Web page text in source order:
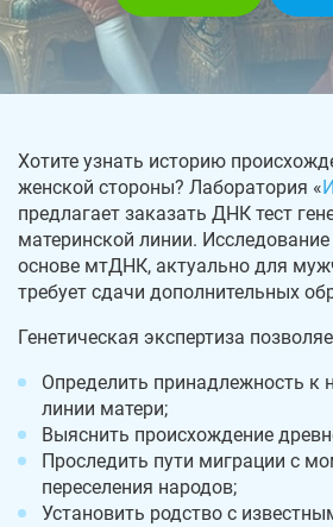
Хотите узнать историю
женской стороны? Лаборатория «
предлагает заказать ДНК тест
материнской линии.
основе мтДНК, актуально для
требует сдачи дополнительных
Генетическая экспертиза
Определить принадлежность к
линии матери;
Выяснить происхождение
Проследить пути миграции с
переселения народов;
Установить родство с